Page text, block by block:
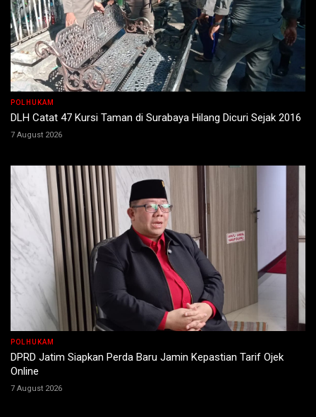
POLHUKAM
DLH Catat 47 Kursi Taman di Surabaya Hilang Dicuri Sejak 2016
7 August 2026
POLHUKAM
DPRD Jatim Siapkan Perda Baru Jamin Kepastian Tarif Ojek
Online
7 August 2026